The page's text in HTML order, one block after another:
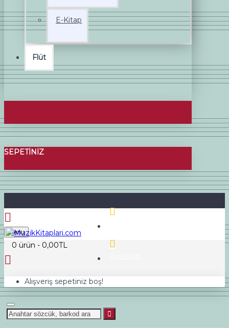
E-Kitap
Flüt
SEPETINIZ
Menu
0 ürün - 0,00TL
Alışveriş sepetiniz boş!